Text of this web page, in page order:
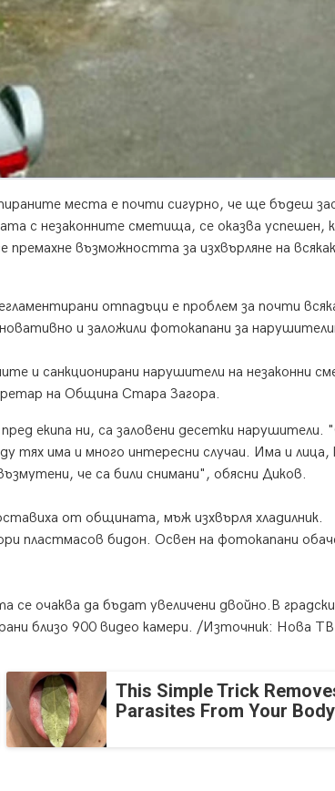
места е почти сигурно, че ще бъдеш
с незаконните сметища, се оказва успешен,
възможността за изхвърляне на
отпадъци е проблем за почти
и заложили фотокапани за
и санкционирани нарушители на незаконни
на Община Стара Загора.
екипа ни, са заловени десетки нарушители.
тях има и много интересни случаи. Има и лица,
че са били снимани", обясни Диков.
от общината, мъж изхвърля хладилник.
пластмасов бидон. Освен на фотокапани
се очаква да бъдат увеличени двойно.В градски
близо 900 видео камери. /Източник: Нова ТВ
This Simple Trick
Parasites From Your